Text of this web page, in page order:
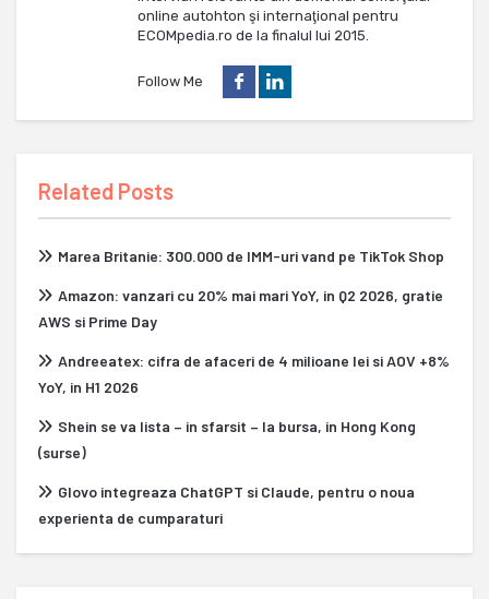
online autohton şi internaţional pentru
ECOMpedia.ro de la finalul lui 2015.
Follow Me
Related Posts
Marea Britanie: 300.000 de IMM-uri vand pe TikTok Shop
Amazon: vanzari cu 20% mai mari YoY, in Q2 2026, gratie
AWS si Prime Day
Andreeatex: cifra de afaceri de 4 milioane lei si AOV +8%
YoY, in H1 2026
Shein se va lista – in sfarsit – la bursa, in Hong Kong
(surse)
Glovo integreaza ChatGPT si Claude, pentru o noua
experienta de cumparaturi